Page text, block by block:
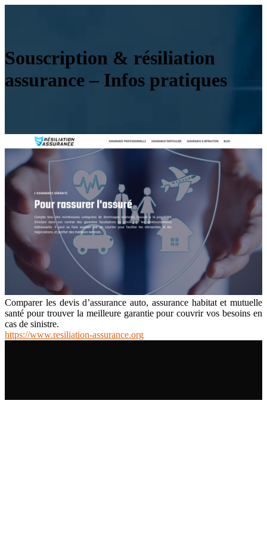
Souscription & résiliation
assurance – Infos pratiques
Comparer les devis d’assurance auto, assurance habitat et mutuelle
santé pour trouver la meilleure garantie pour couvrir vos besoins en
cas de sinistre.
https://www.resiliation-assurance.org